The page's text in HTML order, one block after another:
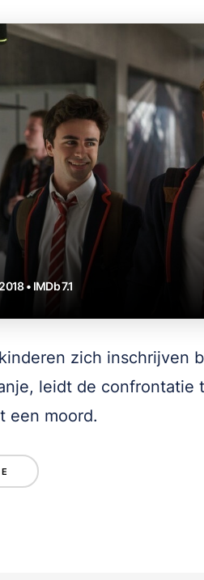
• IMDb 7.1
zich inschrijven
leidt de confrontatie
een moord.